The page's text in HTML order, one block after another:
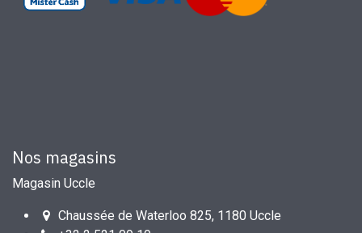
Nos magasins
Magasin Uccle
Chaussée de Waterloo 825, 1180 Uccle